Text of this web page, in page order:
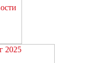
Тульской области на сайте